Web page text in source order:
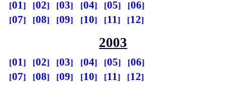
01 02 03 04 05
06
07
08 09 10 11 12
2003
01 02 03 04 05
06
07
08 09 10 11 12